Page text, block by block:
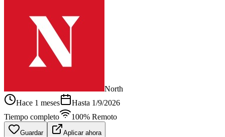
North
Hace 1 meses
Hasta 1/9/2026
Tiempo completo
100% Remoto
Guardar Aplicar ahora